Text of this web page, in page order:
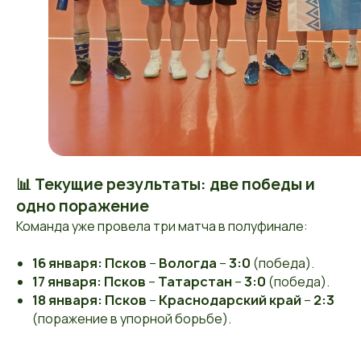
📊 Текущие результаты: две победы и
одно поражение
Команда уже провела три матча в полуфинале:
16 января: Псков – Вологда –3:0 (победа).
17 января: Псков – Татарстан–3:0 (победа).
18 января: Псков – Краснодарский край– 2:3
(поражение в упорной борьбе).